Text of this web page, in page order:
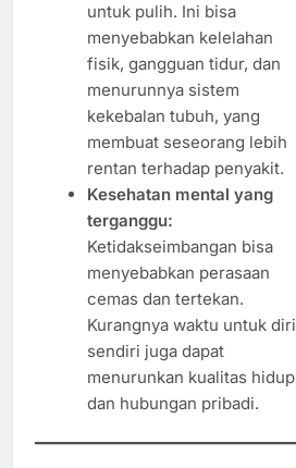
untuk pulih. Ini bisa
menyebabkan kelelahan
fisik, gangguan tidur, dan
menurunnya sistem
kekebalan tubuh, yang
membuat seseorang lebih
rentan terhadap penyakit.
Kesehatan mental yang
terganggu:
Ketidakseimbangan bisa
menyebabkan perasaan
cemas dan tertekan.
Kurangnya waktu untuk diri
sendiri juga dapat
menurunkan kualitas hidup
dan hubungan pribadi.